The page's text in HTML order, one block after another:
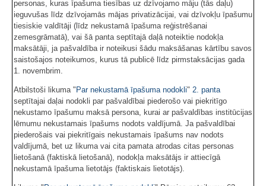
personas, kuras īpašuma tiesības uz dzīvojamo māju (tās daļu)
ieguvušas līdz dzīvojamās mājas privatizācijai, vai dzīvokļu īpašumu
tiesiskie valdītāji (līdz nekustamā īpašuma reģistrēšanai
zemesgrāmatā), vai šā panta septītajā daļā noteiktie nodokļa
maksātāji, ja pašvaldība ir noteikusi šādu maksāšanas kārtību savos
saistošajos noteikumos, kurus tā publicē līdz pirmstaksācijas gada
1. novembrim.
Atbilstoši likuma "Par nekustamā īpašuma nodokli" 2. panta
septītajai daļai nodokli par pašvaldībai piederošo vai piekritīgo
nekustamo īpašumu maksā persona, kurai ar pašvaldības institūcijas
lēmumu nekustamais īpašums nodots valdījumā. Ja pašvaldībai
piederošais vai piekritīgais nekustamais īpašums nav nodots
valdījumā, bet uz likuma vai cita pamata atrodas citas personas
lietošanā (faktiskā lietošanā), nodokļa maksātājs ir attiecīgā
nekustamā īpašuma lietotājs (faktiskais lietotājs).